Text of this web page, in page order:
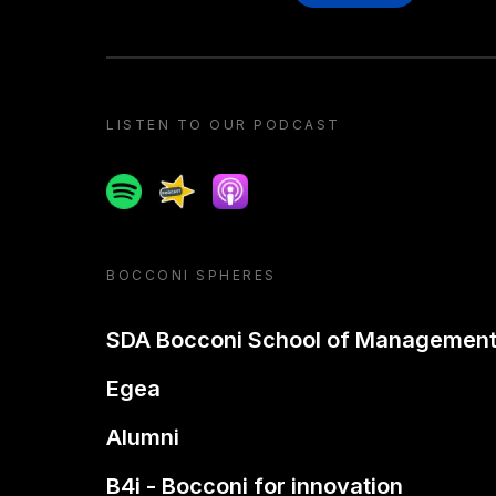
LISTEN TO OUR PODCAST
SpotifySpreakerApple podcast
BOCCONI SPHERES
SDA Bocconi School of Management
Egea
Alumni
B4i - Bocconi for innovation